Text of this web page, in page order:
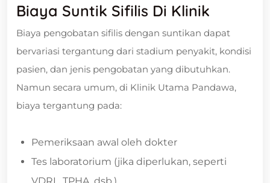
Biaya Suntik Sifilis Di Klinik
Biaya pengobatan sifilis dengan suntikan dapat
bervariasi tergantung dari stadium penyakit, kondisi
pasien, dan jenis pengobatan yang dibutuhkan.
Namun secara umum, di Klinik Utama Pandawa,
biaya tergantung pada:
Pemeriksaan awal oleh dokter
Tes laboratorium (jika diperlukan, seperti
VDRL, TPHA, dsb.)